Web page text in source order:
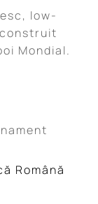
low-
Mondial.
Română